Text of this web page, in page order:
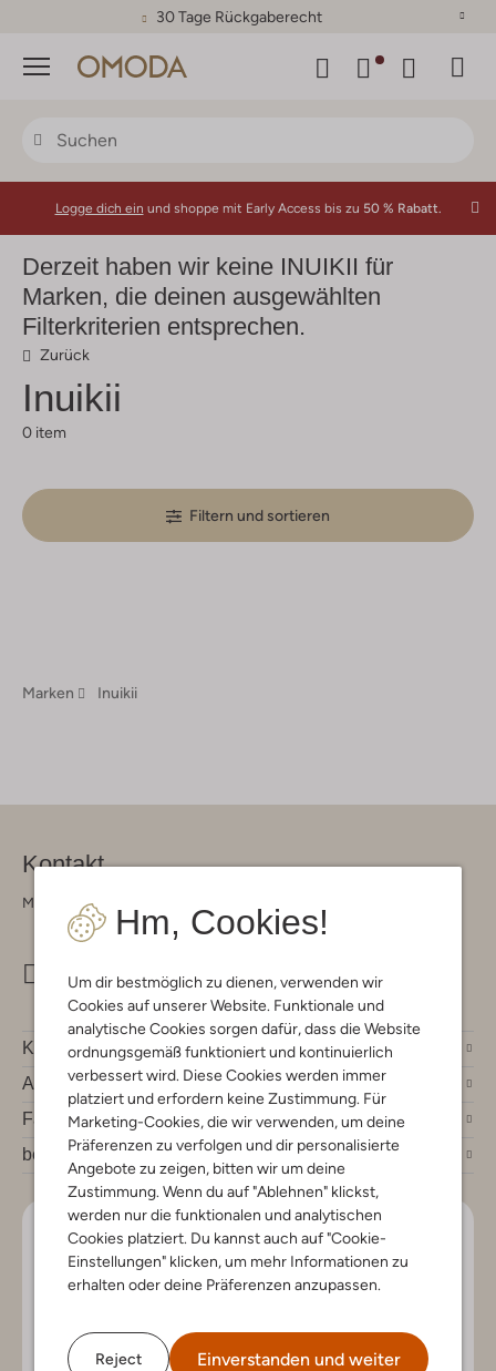
30 Tage Rückgaberecht
Menü
Hm, Cookies!
Um dir bestmöglich zu dienen, verwenden wir
Cookies auf unserer Website. Funktionale und
analytische Cookies sorgen dafür, dass die Website
ordnungsgemäß funktioniert und kontinuierlich
verbessert wird. Diese Cookies werden immer
platziert und erfordern keine Zustimmung. Für
Marketing-Cookies, die wir verwenden, um deine
Präferenzen zu verfolgen und dir personalisierte
Angebote zu zeigen, bitten wir um deine
Zustimmung. Wenn du auf "Ablehnen" klickst,
werden nur die funktionalen und analytischen
Cookies platziert. Du kannst auch auf "Cookie-
Einstellungen" klicken, um mehr Informationen zu
erhalten oder deine Präferenzen anzupassen.
Reject Einverstanden und weiter
Logge dich ein und shoppe mit Early Access bis zu 50 % Rabatt.
Derzeit haben wir keine INUIKII für
Marken, die deinen ausgewählten
Filterkriterien entsprechen.
Zurück
Inuikii
0 item
Filtern und sortieren
Marken Inuikii
Kontakt
Montag - Freitag 09:00 - 17:00 uur
info@omoda.de
Kundenservice
Account
Fashion News
bei Omoda
Lass uns in Kontakt bleiben
Bleib auf dem Laufenden mit den neuesten Artikeln und
Newsletter und gewinne einen Einkaufsgutschein im
Wert von €150.